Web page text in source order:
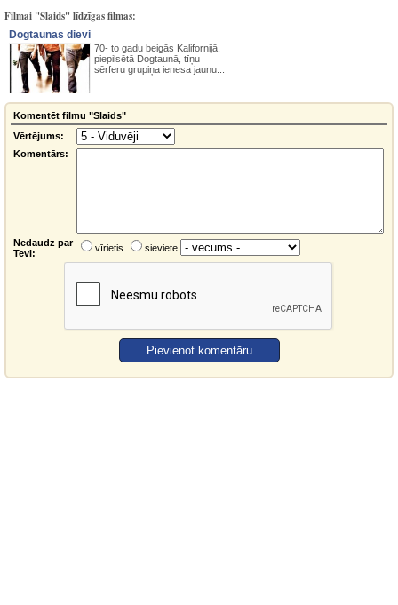
Filmai "Slaids" līdzīgas filmas:
Dogtaunas dievi
70- to gadu beigās Kalifornijā,
piepilsētā Dogtaunā, tīņu
sērferu grupiņa ienesa jaunu...
Komentēt filmu "Slaids"
Vērtējums:
Komentārs:
Nedaudz par
Tevi:
vīrietis sieviete